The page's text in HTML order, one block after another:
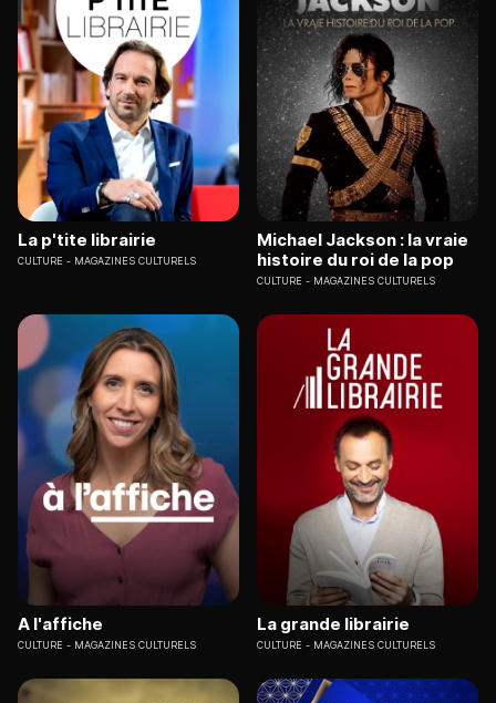
La p'tite librairie
CULTURE MAGAZINES CULTURELS
Michael Jackson : la vraie
histoire du roi de la pop
CULTURE MAGAZINES CULTURELS
A l'affiche
CULTURE MAGAZINES CULTURELS
La grande librairie
CULTURE MAGAZINES CULTURELS